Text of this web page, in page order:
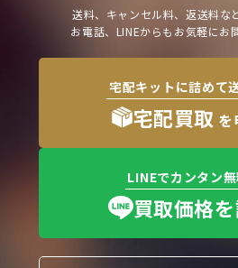
送料、キャンセル料、返送料な
お電話、LINEからもお気軽にお
宅配キットに詰めて
宅配買取 を
LINEでカンタン
買取価格